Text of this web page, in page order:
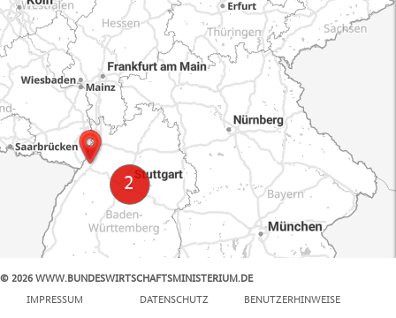
© 2026 WWW.BUNDESWIRTSCHAFTSMINISTERIUM.DE
IMPRESSUM
DATENSCHUTZ BENUTZERHINWEISE